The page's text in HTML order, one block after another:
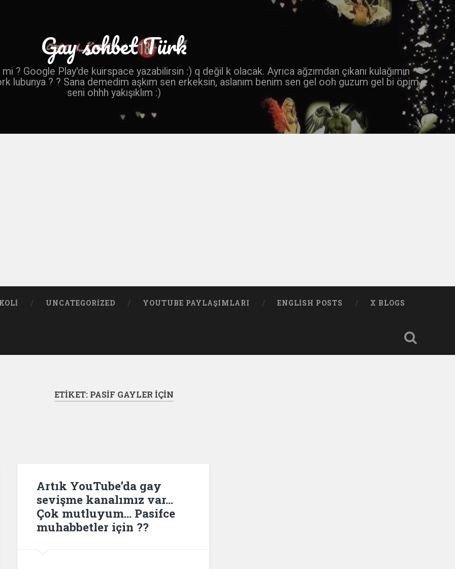
Gay sohbet Türk
? Google Play'de kuirspace yazabilirsin :) q değil k olacak. Ayrıca ağzımdan çıkanı kulağımın
lubunya ? ? Sana demedim aşkım sen erkeksin, aslanım benim sen gel ooh guzum gel bi öpim
seni ohhh yakışıklım :)
UNCATEGORIZED YOUTUBE PAYLAŞIMLARI ENGLISH POSTS X BLOGS
ETIKET: PASIF GAYLER IÇIN
Artık YouTube’da gay
sevişme kanalımız var…
Çok mutluyum… Pasifce
muhabbetler için ??